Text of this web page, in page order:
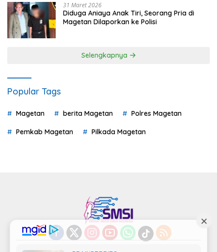
31 Maret 2026
Diduga Aniaya Anak Tiri, Seorang Pria di
Magetan Dilaporkan ke Polisi
Selengkapnya
Popular Tags
Magetan berita Magetan Polres Magetan
Pemkab Magetan Pilkada Magetan